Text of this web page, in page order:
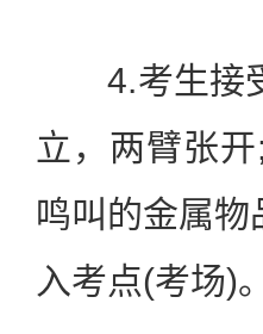
4.考生接受
立，两臂张
鸣叫的金属
入考点(考场)。